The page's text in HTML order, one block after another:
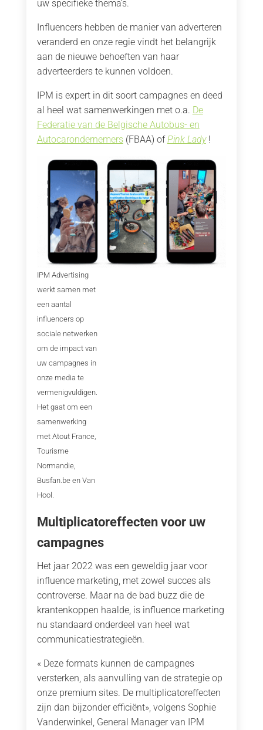
uw specifieke thema’s.
Influencers hebben de manier van adverteren
veranderd en onze regie vindt het belangrijk
aan de nieuwe behoeften van haar
adverteerders te kunnen voldoen.
IPM is expert in dit soort campagnes en deed
al heel wat samenwerkingen met o.a. De
Federatie van de Belgische Autobus- en
Autocarondernemers(FBAA) ofPink Lady!
IPM Advertising
werkt samen met
een aantal
influencers op
sociale netwerken
om de impact van
uw campagnes in
onze media te
vermenigvuldigen.
Het gaat om een
samenwerking
met Atout France,
Tourisme
Normandie,
Busfan.be en Van
Hool.
Multiplicatoreffecten voor uw
campagnes
Het jaar 2022 was een geweldig jaar voor
influence marketing, met zowel succes als
controverse. Maar na de bad buzz die de
krantenkoppen haalde, is influence marketing
nu standaard onderdeel van heel wat
communicatiestrategieën.
« Deze formats kunnen de campagnes
versterken, als aanvulling van de strategie op
onze premium sites. De multiplicatoreffecten
zijn dan bijzonder efficiënt», volgens Sophie
Vanderwinkel, General Manager van IPM